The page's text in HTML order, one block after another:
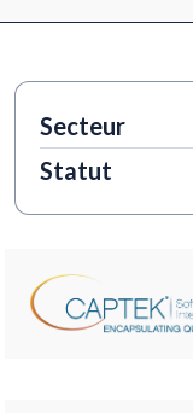
Secteur
Statut